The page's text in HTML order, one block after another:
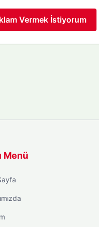
Vermek İstiyorum
Menü